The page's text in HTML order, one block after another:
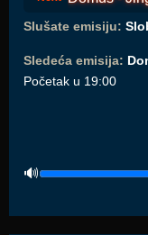
Slušate emisiju:
Sledeća emisija:
Početak u 19:00